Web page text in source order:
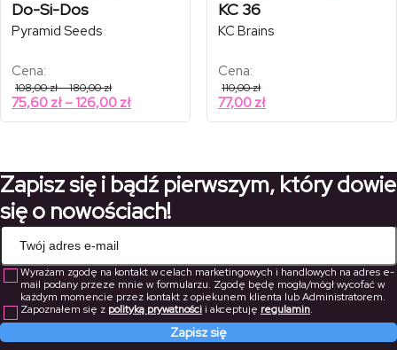
Do-Si-Dos
Pyramid Seeds
Cena:
108,00zł–180,00złZakres
cen:
od
108,00 zł
75,60 zł – 126,00 złZakres
cen:
126,00 zł
KC 36
KC Brains
Cena:
110,00zł
77,00 zł
Zapisz się i bądź pierwszym, który dowie
się o nowościach!
Wyrażam zgodę na kontakt w celach marketingowych i handlowych na adres e-
mail podany przeze mnie w formularzu. Zgodę będę mogła/mógł wycofać w
każdym momencie przez kontakt z opiekunem klienta lub Administratorem.
Zapoznałem się z polityką prywatnościi akceptuję regulamin.
Zapisz się